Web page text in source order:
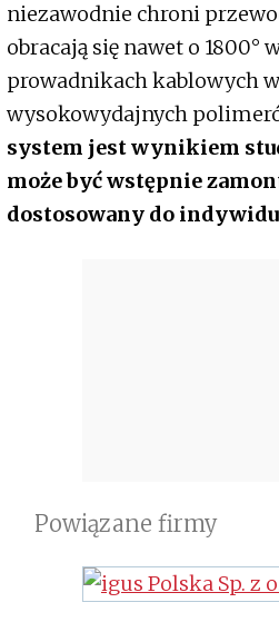
niezawodnie chroni
obracają się nawet o 1800°
prowadnikach kablowych
wysokowydajnych
system jest wynikiem
może być wstępnie
dostosowany do
Powiązane firmy